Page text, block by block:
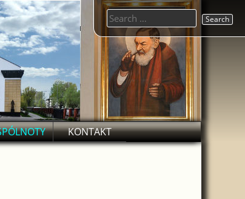
KONTAKT
Search
for: